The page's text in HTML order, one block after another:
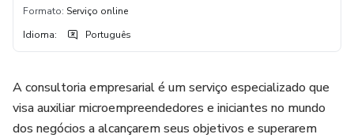
Formato: Serviço online
Idioma: Português
A consultoria empresarial é um serviço especializado que
visa auxiliar microempreendedores e iniciantes no mundo
dos negócios a alcançarem seus objetivos e superarem